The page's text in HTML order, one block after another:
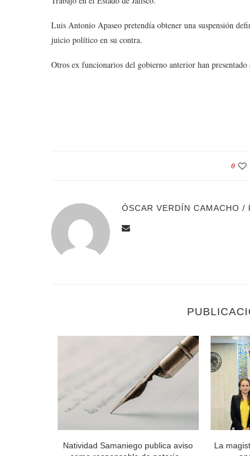
Luis Antonio Apaseo pretendía obtener una suspensión
juicio político en su contra.
Otros ex funcionarios del gobierno anterior han
0
ÓSCAR VERDÍN CAMACHO /
Natividad Samaniego publica aviso
La